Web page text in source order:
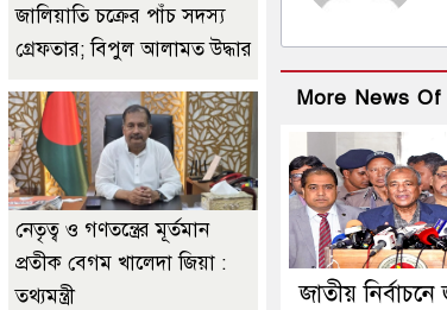
More News
জাতীয় নির্বাচনে
জালিয়াতি চক্রের পাঁচ সদস্য
গ্রেফতার; বিপুল আলামত উদ্ধার
নেতৃত্ব ও গণতন্ত্রের মূর্তমান
প্রতীক বেগম খালেদা জিয়া :
তথ্যমন্ত্রী